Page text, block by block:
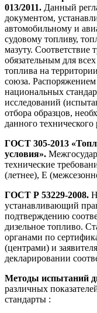
013/2011. Данный
документом,
автомобильному и
судовому топливу,
мазуту. Соответствие
обязательным для
топлива на
союза.
национальных
исследований
отбора образцов,
данного технического
ГОСТ 305-2013
условия».
технические
(летнее), Е
ГОСТ Р 53229-2008.
устанавливающий
подтверждению
дизельное топливо.
органами по
(центрами) и
декларировании
Методы испытаний
различных
стандарты :